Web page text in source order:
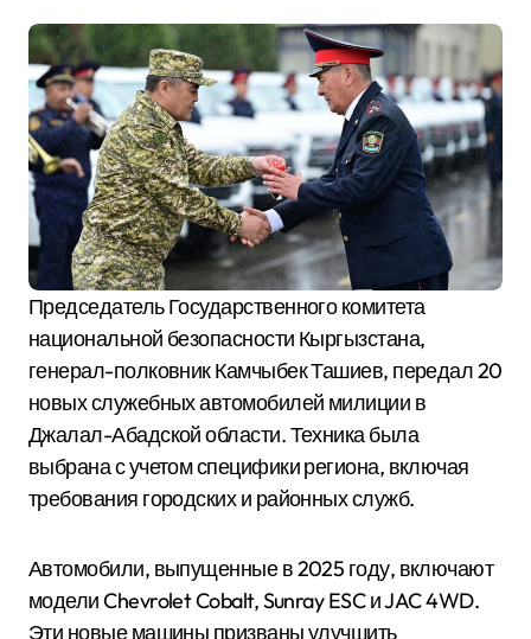
Председатель Государственного комитета
национальной безопасности Кыргызстана,
генерал-полковник Камчыбек Ташиев, передал 20
новых служебных автомобилей милиции в
Джалал-Абадской области. Техника была
выбрана с учетом специфики региона, включая
требования городских и районных служб.
Автомобили, выпущенные в 2025 году, включают
модели Chevrolet Cobalt, Sunray ESC и JAC 4WD.
Эти новые машины призваны улучшить